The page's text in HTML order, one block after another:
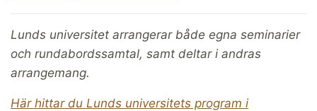
Lunds universitet arrangerar både egna seminarier
och rundabordssamtal, samt deltar i andras
arrangemang.
Här hittar du Lunds universitets program i